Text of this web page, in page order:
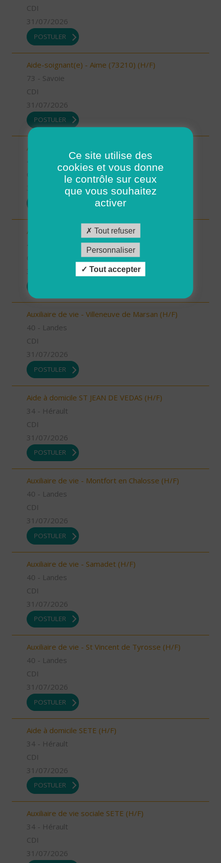
CDI
31/07/2026
POSTULER
Aide-soignant(e) - Aime (73210) (H/F)
73 - Savoie
CDI
31/07/2026
POSTULER
Auxiliaire de vie - Mimizan (H/F)
31/07/2026
Auxiliaire de vie - Labouheyre (H/F)
Auxiliaire de vie - Villeneuve de Marsan (H/F)
40 - Landes
CDI
31/07/2026
POSTULER
Aide à domicile ST JEAN DE VEDAS (H/F)
34 - Hérault
CDI
31/07/2026
POSTULER
Auxiliaire de vie - Montfort en Chalosse (H/F)
40 - Landes
CDI
31/07/2026
POSTULER
Auxiliaire de vie - Samadet (H/F)
40 - Landes
CDI
31/07/2026
POSTULER
Auxiliaire de vie - St Vincent de Tyrosse (H/F)
40 - Landes
CDI
31/07/2026
POSTULER
Aide à domicile SETE (H/F)
34 - Hérault
CDI
31/07/2026
POSTULER
Auxiliaire de vie sociale SETE (H/F)
34 - Hérault
CDI
31/07/2026
Ce site utilise des
cookies et vous donne
le contrôle sur ceux
que vous souhaitez
activer
Tout refuser
Personnaliser
Tout accepter